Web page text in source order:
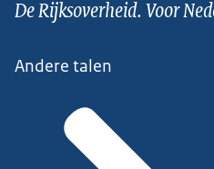
De Rijksoverheid. Voor
Andere talen